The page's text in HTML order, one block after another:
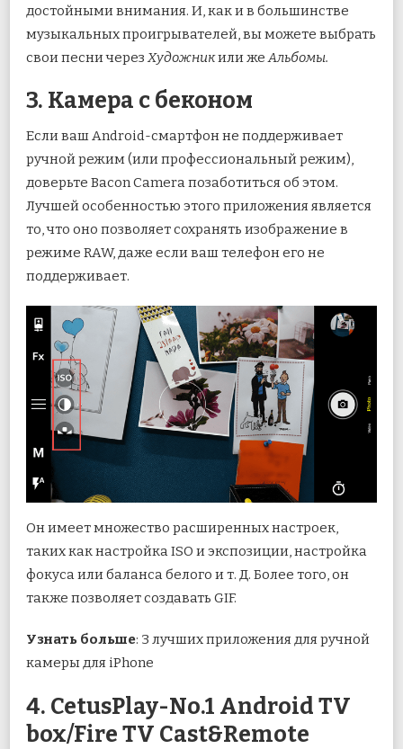
достойными внимания. И, как и в большинстве
музыкальных проигрывателей, вы можете выбрать
свои песни через Художникили же Альбомы.
3. Камера с беконом
Если ваш Android-смартфон не поддерживает
ручной режим (или профессиональный режим),
доверьте Bacon Camera позаботиться об этом.
Лучшей особенностью этого приложения является
то, что оно позволяет сохранять изображение в
режиме RAW, даже если ваш телефон его не
поддерживает.
Он имеет множество расширенных настроек,
таких как настройка ISO и экспозиции, настройка
фокуса или баланса белого и т. Д. Более того, он
также позволяет создавать GIF.
Узнать больше: 3 лучших приложения для ручной
камеры для iPhone
4. CetusPlay-No.1 Android TV
box/Fire TV Cast&Remote